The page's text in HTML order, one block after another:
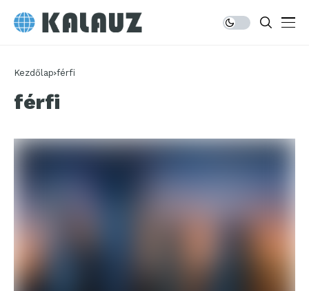
Kezdőlap férfi
férfi